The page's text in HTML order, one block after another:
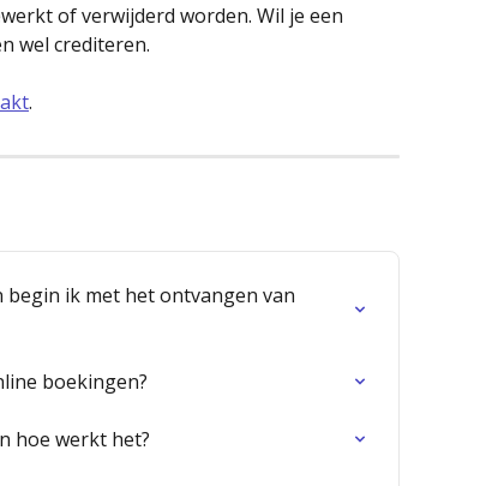
of verwijderd worden. Wil je een
wel crediteren.
.
begin ik met het ontvangen van
boekingen?
hoe werkt het?